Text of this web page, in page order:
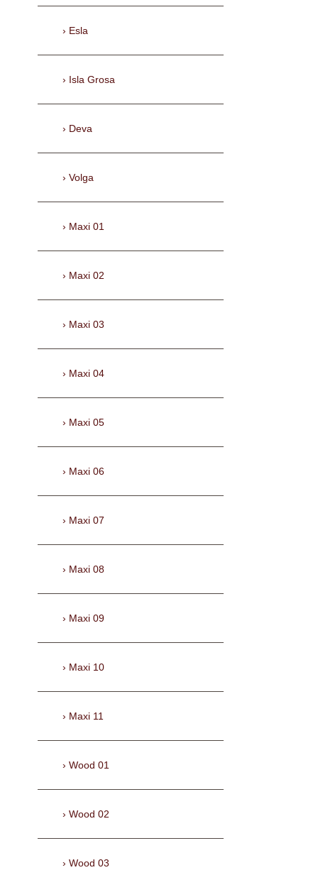
Esla
Isla Grosa
Deva
Volga
Maxi 01
Maxi 02
Maxi 03
Maxi 04
Maxi 05
Maxi 06
Maxi 07
Maxi 08
Maxi 09
Maxi 10
Maxi 11
Wood 01
Wood 02
Wood 03